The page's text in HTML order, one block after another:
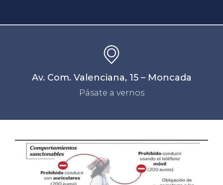
Av. Com. Valenciana, 15 – Moncada
Pásate a vernos